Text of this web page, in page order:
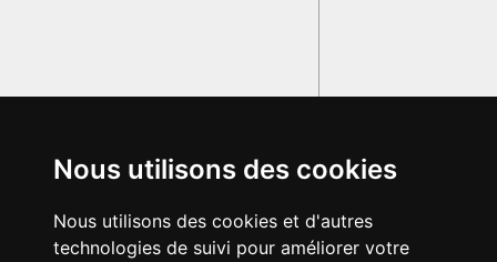
Nous utilisons des cookies
Nous utilisons des cookies et d'autres
technologies de suivi pour améliorer votre